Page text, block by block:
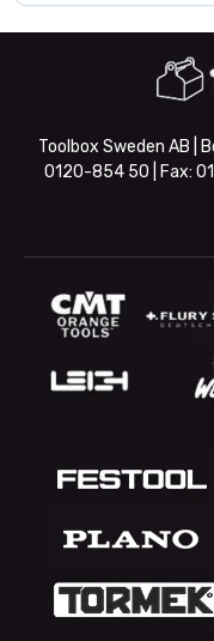
Toolbox Sweden AB |
0120-854 50 | Fax: